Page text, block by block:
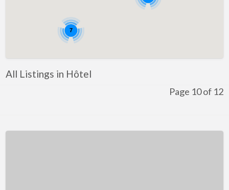
7
All Listings in Hôtel
Page 10 of 12